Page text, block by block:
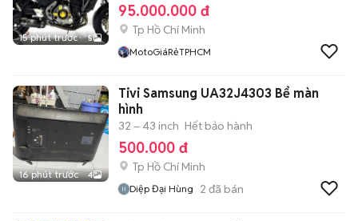
15 phút trước 5
95.000.000 đ
Tp Hồ Chí Minh
MotoGiáRẻTPHCM
16 phút trước 4
Tivi Samsung UA32J4303 Bể màn
hình
32 – 43 inch Hết bảo hành
500.000 đ
Tp Hồ Chí Minh
Diệp Đại Hùng 2 đã bán